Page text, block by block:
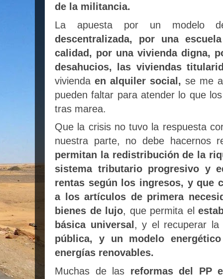
de la militancia.
La apuesta por un modelo
descentralizada, por una
calidad, por una vivienda digna,
desahucios, las viviendas
vivienda en alquiler social, se me
pueden faltar para atender lo que
tras marea.
Que la crisis no tuvo la respuesta
nuestra parte, no debe hacernos
permitan la redistribución de la
sistema tributario progresivo y
rentas según los ingresos, y que
a los artículos de primera
bienes de lujo, que permita el
básica universal , y el recuperar
pública, y un modelo energético
energías renovables.
Muchas de las reformas del PP